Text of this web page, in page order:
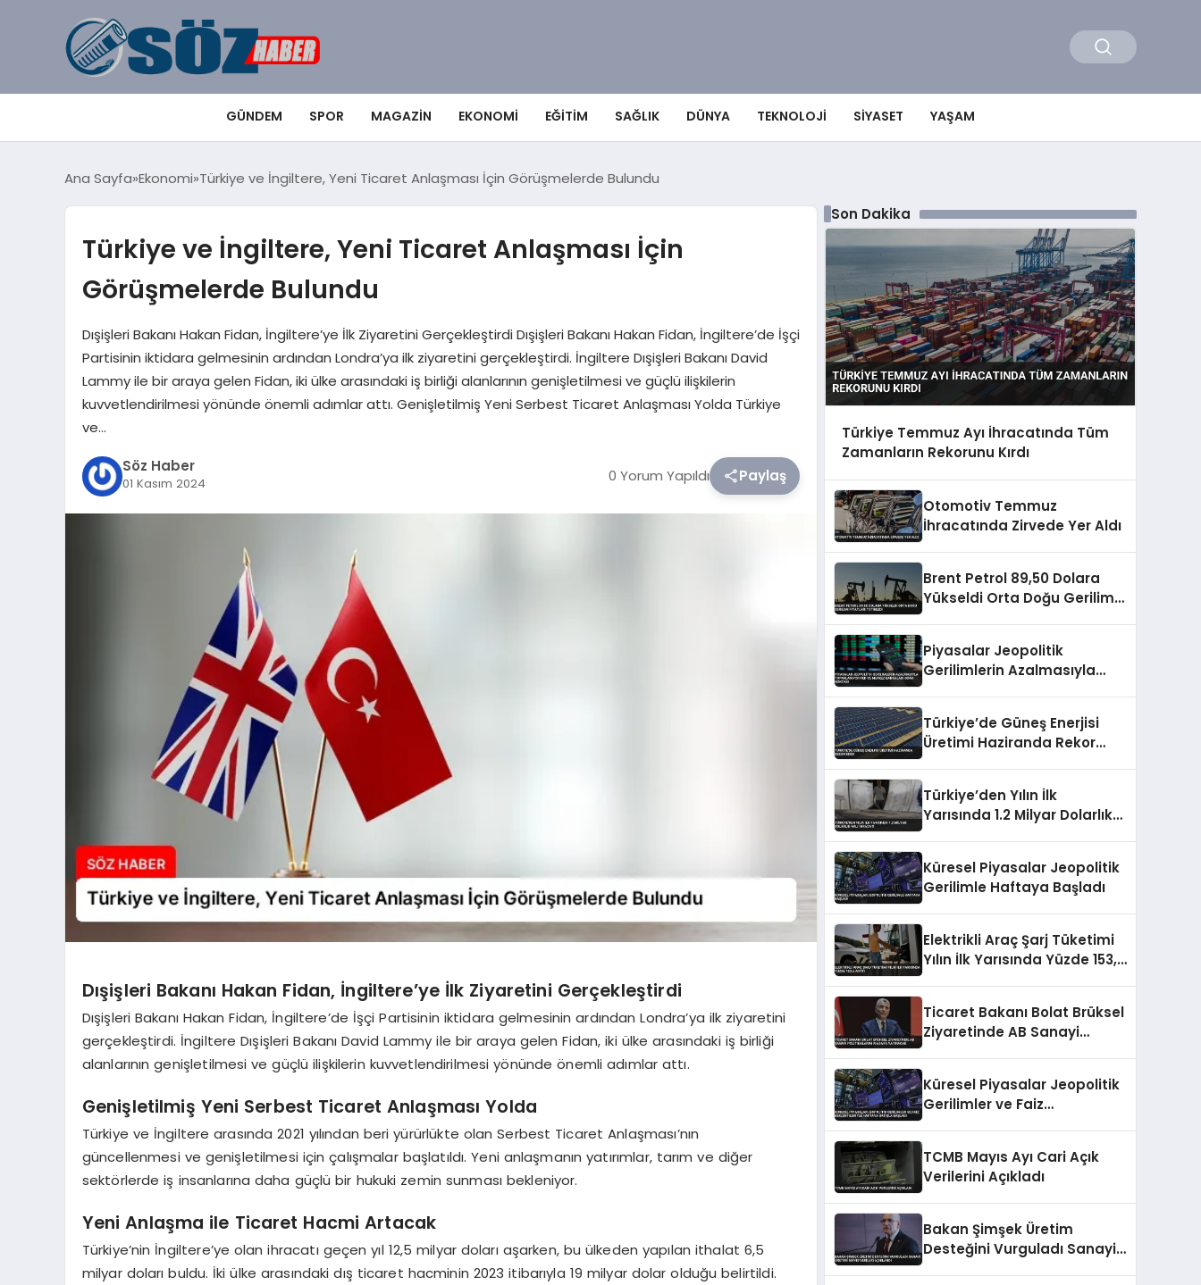
GÜNDEM SPOR MAGAZIN EKONOMI EĞITIM SAĞLIK DÜNYA TEKNOLOJI SIYASET YAŞAM
Ana Sayfa Ekonomi Türkiye ve İngiltere, Yeni Ticaret Anlaşması İçin Görüşmelerde Bulundu
Türkiye ve İngiltere, Yeni Ticaret Anlaşması İçin
Görüşmelerde Bulundu
Dışişleri Bakanı Hakan Fidan, İngiltere’ye İlk Ziyaretini Gerçekleştirdi Dışişleri Bakanı Hakan Fidan, İngiltere’de İşçi
Partisinin iktidara gelmesinin ardından Londra’ya ilk ziyaretini gerçekleştirdi. İngiltere Dışişleri Bakanı David
Lammy ile bir araya gelen Fidan, iki ülke arasındaki iş birliği alanlarının genişletilmesi ve güçlü ilişkilerin
kuvvetlendirilmesi yönünde önemli adımlar attı. Genişletilmiş Yeni Serbest Ticaret Anlaşması Yolda Türkiye
ve…
Söz Haber
01 Kasım 2024 0 Yorum Yapıldı Paylaş
Dışişleri Bakanı Hakan Fidan, İngiltere’ye İlk Ziyaretini Gerçekleştirdi
Dışişleri Bakanı Hakan Fidan, İngiltere’de İşçi Partisinin iktidara gelmesinin ardından Londra’ya ilk ziyaretini
gerçekleştirdi. İngiltere Dışişleri Bakanı David Lammy ile bir araya gelen Fidan, iki ülke arasındaki iş birliği
alanlarının genişletilmesi ve güçlü ilişkilerin kuvvetlendirilmesi yönünde önemli adımlar attı.
Genişletilmiş Yeni Serbest Ticaret Anlaşması Yolda
Türkiye ve İngiltere arasında 2021 yılından beri yürürlükte olan Serbest Ticaret Anlaşması’nın
güncellenmesi ve genişletilmesi için çalışmalar başlatıldı. Yeni anlaşmanın yatırımlar, tarım ve diğer
sektörlerde iş insanlarına daha güçlü bir hukuki zemin sunması bekleniyor.
Yeni Anlaşma ile Ticaret Hacmi Artacak
Türkiye’nin İngiltere’ye olan ihracatı geçen yıl 12,5 milyar doları aşarken, bu ülkeden yapılan ithalat 6,5
milyar doları buldu. İki ülke arasındaki dış ticaret hacminin 2023 itibarıyla 19 milyar dolar olduğu belirtildi.
Son Dakika
Türkiye Temmuz Ayı İhracatında Tüm
Zamanların Rekorunu Kırdı
Otomotiv Temmuz
İhracatında Zirvede Yer Aldı
Brent Petrol 89,50 Dolara
Yükseldi Orta Doğu Gerilimi
Piyasalar Jeopolitik
Gerilimlerin Azalmasıyla
Türkiye’de Güneş Enerjisi
Üretimi Haziranda Rekor
Türkiye’den Yılın İlk
Yarısında 1.2 Milyar Dolarlık
Küresel Piyasalar Jeopolitik
Gerilimle Haftaya Başladı
Elektrikli Araç Şarj Tüketimi
Yılın İlk Yarısında Yüzde 153,5
Ticaret Bakanı Bolat Brüksel
Ziyaretinde AB Sanayi
Küresel Piyasalar Jeopolitik
Gerilimler ve Faiz
TCMB Mayıs Ayı Cari Açık
Verilerini Açıkladı
Bakan Şimşek Üretim
Desteğini Vurguladı Sanayi